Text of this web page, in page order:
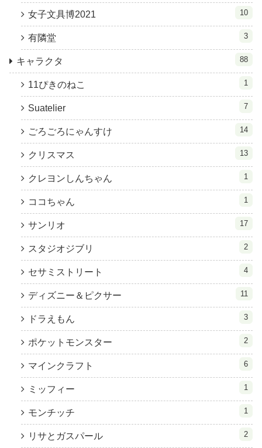
女子文具博2021 10
有隣堂 3
キャラクタ 88
11ぴきのねこ 1
Suatelier 7
ごろごろにゃんすけ 14
クリスマス 13
クレヨンしんちゃん 1
ココちゃん 1
サンリオ 17
スタジオジブリ 2
セサミストリート 4
ディズニー＆ピクサー 11
ドラえもん 3
ポケットモンスター 2
マインクラフト 6
ミッフィー 1
モンチッチ 1
リサとガスパール 2